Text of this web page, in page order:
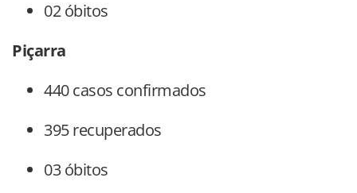
02 óbitos
Piçarra
440 casos confirmados
395 recuperados
03 óbitos